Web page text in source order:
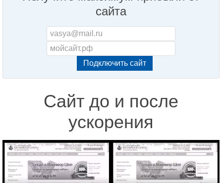
сайта
Сайт до и после
ускорения